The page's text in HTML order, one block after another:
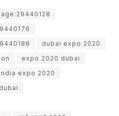
dubai expo 2020
expo 2020 dubai
india expo 2020